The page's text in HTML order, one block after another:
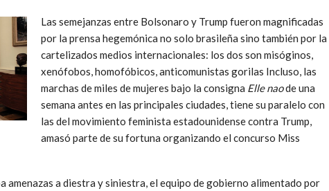
Las semejanzas entre Bolsonaro y Trump fueron magnificadas
por la prensa hegemónica no solo brasileña sino también por la
cartelizados medios internacionales: los dos son misóginos,
xenófobos, homofóbicos, anticomunistas gorilas Incluso, las
marchas de miles de mujeres bajo la consigna Elle naode una
semana antes en las principales ciudades, tiene su paralelo con
las del movimiento feminista estadounidense contra Trump,
amasó parte de su fortuna organizando el concurso Miss
amenazas a diestra y siniestra, el equipo de gobierno alimentado por